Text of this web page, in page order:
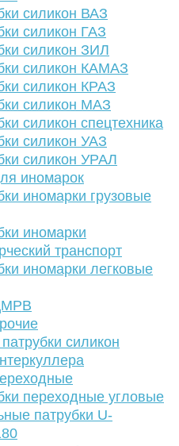
силикон ВАЗ
силикон ГАЗ
силикон ЗИЛ
силикон КАМАЗ
силикон КРАЗ
силикон МАЗ
силикон спецтехника
силикон УАЗ
силикон УРАЛ
иномарок
иномарки грузовые
иномарки
транспорт
иномарки легковые
силикон
переходные угловые
патрубки U-